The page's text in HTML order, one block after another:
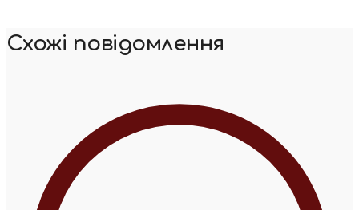
Схожі повідомлення